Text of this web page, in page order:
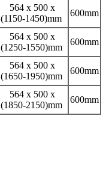
564 x 500 x
(1150-1450)mm
600mm
564 x 500 x
(1250-1550)mm
600mm
564 x 500 x
(1650-1950)mm
600mm
564 x 500 x
(1850-2150)mm
600mm